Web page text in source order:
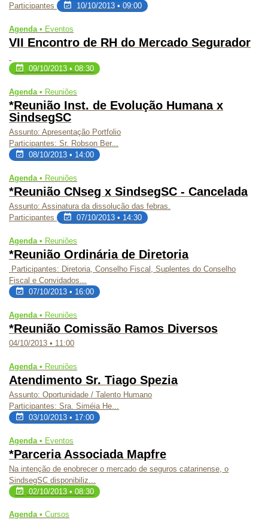
Participantes
10/10/2013 • 09:00
Agenda • Eventos
VII Encontro de RH do Mercado Segurador
09/10/2013 • 08:30
Agenda • Reuniões
*Reunião Inst. de Evolução Humana x
SindsegSC
Assunto: Apresentação Portfolio
Participantes:Sr. Robson Ber...
08/10/2013 • 14:00
Agenda • Reuniões
*Reunião CNseg x SindsegSC - Cancelada
Assunto:Assinatura da dissolução das febras.
Participantes
07/10/2013 • 14:30
Agenda • Reuniões
*Reunião Ordinária de Diretoria
Participantes: Diretoria, Conselho Fiscal, Suplentes do Conselho
Fiscal e Convidados...
07/10/2013 • 16:00
Agenda • Reuniões
*Reunião Comissão Ramos Diversos
04/10/2013 • 11:00
Agenda • Reuniões
Atendimento Sr. Tiago Spezia
Assunto:Oportunidade / Talento Humano
Participantes:Sra. Siméia He...
03/10/2013 • 17:00
Agenda • Eventos
*Parceria Associada Mapfre
Na intenção de enobrecer o mercado de seguros catarinense, o
SindsegSC disponibiliz...
02/10/2013 • 08:30
Agenda •Cursos